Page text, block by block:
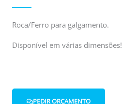
Roca/Ferro para galgamento.
Disponível em várias dimensões!
PEDIR ORÇAMENTO